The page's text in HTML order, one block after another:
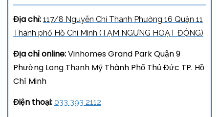
Địa chỉ: 117/8 Nguyễn Chí Thanh Phường 16 Quận 11
Thành phố Hồ Chí Minh (TẠM NGƯNG HOẠT ĐỘNG)
Địa chỉ online:Vinhomes Grand Park Quận 9
Phường Long Thạnh Mỹ Thành Phố Thủ Đức TP. Hồ
Chí Minh
Điện thoại: 033 393 2112